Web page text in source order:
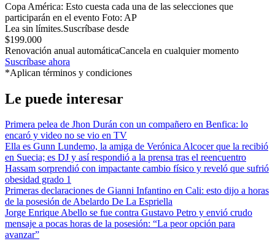
Copa América: Esto cuesta cada una de las selecciones que
participarán en el evento Foto: AP
Lea sin límites.Suscríbase desde
$199.000
Renovación anual automáticaCancela en cualquier momento
Suscríbase ahora
*Aplican términos y condiciones
Le puede interesar
Primera pelea de Jhon Durán con un compañero en Benfica: lo
encaró y video no se vio en TV
Ella es Gunn Lundemo, la amiga de Verónica Alcocer que la recibió
en Suecia; es DJ y así respondió a la prensa tras el reencuentro
Hassam sorprendió con impactante cambio físico y reveló que sufrió
obesidad grado 1
Primeras declaraciones de Gianni Infantino en Cali: esto dijo a horas
de la posesión de Abelardo De La Espriella
Jorge Enrique Abello se fue contra Gustavo Petro y envió crudo
mensaje a pocas horas de la posesión: “La peor opción para
avanzar”